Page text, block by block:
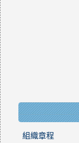
組織章程